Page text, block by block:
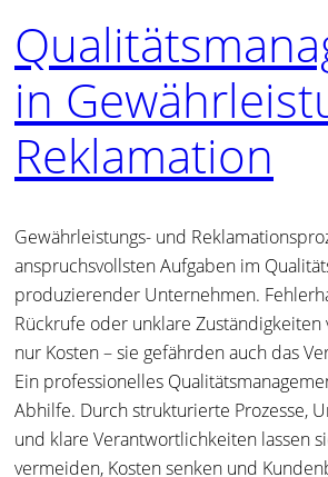
in
Reklamation
Gewährleistungs- und
anspruchsvollsten Aufgaben im
produzierender Unternehmen.
Rückrufe oder unklare Zuständigkeiten
nur Kosten – sie gefährden auch das
Ein professionelles
Abhilfe. Durch strukturierte Prozesse,
und klare Verantwortlichkeiten lassen
vermeiden, Kosten senken und